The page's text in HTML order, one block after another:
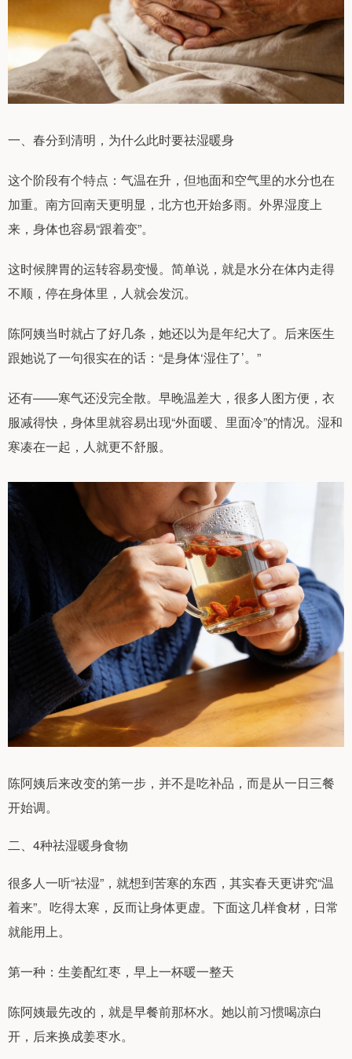
一、春分到清明，为什么此时要祛湿暖身
这个阶段有个特点：气温在升，但地面和空气里的水分也在
加重。南方回南天更明显，北方也开始多雨。外界湿度上
来，身体也容易“跟着变”。
这时候脾胃的运转容易变慢。简单说，就是水分在体内走得
不顺，停在身体里，人就会发沉。
陈阿姨当时就占了好几条，她还以为是年纪大了。后来医生
跟她说了一句很实在的话：“是身体‘湿住了’。”
还有——寒气还没完全散。早晚温差大，很多人图方便，衣
服减得快，身体里就容易出现“外面暖、里面冷”的情况。湿和
寒凑在一起，人就更不舒服。
陈阿姨后来改变的第一步，并不是吃补品，而是从一日三餐
开始调。
二、4种祛湿暖身食物
很多人一听“祛湿”，就想到苦寒的东西，其实春天更讲究“温
着来”。吃得太寒，反而让身体更虚。下面这几样食材，日常
就能用上。
第一种：生姜配红枣，早上一杯暖一整天
陈阿姨最先改的，就是早餐前那杯水。她以前习惯喝凉白
开，后来换成姜枣水。